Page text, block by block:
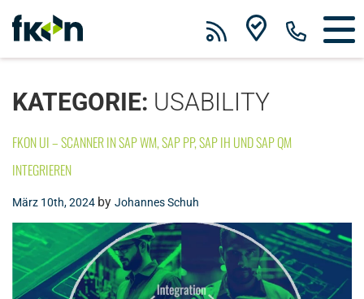
KATEGORIE: USABILITY
FKON UI – SCANNER IN SAP WM, SAP PP, SAP IH UND SAP QM
INTEGRIEREN
März 10th, 2024 by Johannes Schuh